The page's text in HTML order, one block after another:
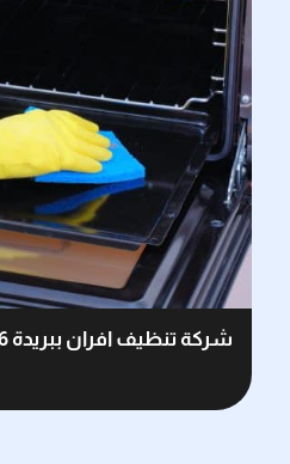
شركة تنظيف افران ببريدة 0503162506